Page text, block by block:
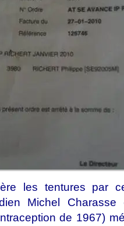
les tentures par
Michel
de 1967)